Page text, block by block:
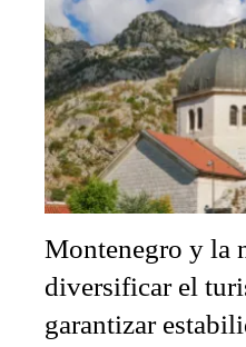
Montenegro y la
diversificar el
garantizar